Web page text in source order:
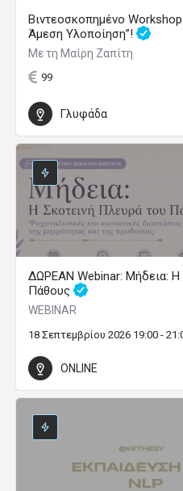
Βιντεοσκοπημένο
Άμεση Υλοποίηση”!
Με τη Μαίρη Ζαπίτη
99
Γλυφάδα
ΔΩΡΕΑΝ Webinar: Μήδεια: Η
Πάθους
WEBINAR
18 Σεπτεμβρίου 2026 19:00 -
ONLINE